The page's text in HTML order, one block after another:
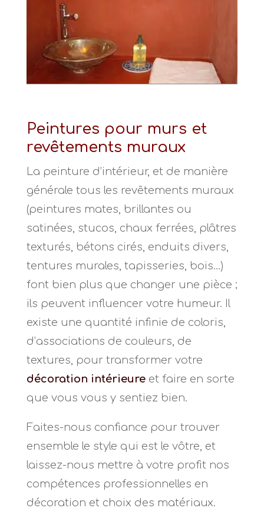
Peintures pour murs et
revêtements muraux
La peinture d’intérieur, et de manière
générale tous les revêtements muraux
(peintures mates, brillantes ou
satinées, stucos, chaux ferrées, plâtres
texturés, bétons cirés, enduits divers,
tentures murales, tapisseries, bois…)
font bien plus que changer une pièce ;
ils peuvent influencer votre humeur. Il
existe une quantité infinie de coloris,
d’associations de couleurs, de
textures, pour transformer votre
décoration intérieureet faire en sorte
que vous vous y sentiez bien.
Faites-nous confiance pour trouver
ensemble le style qui est le vôtre, et
laissez-nous mettre à votre profit nos
compétences professionnelles en
décoration et choix des matériaux.